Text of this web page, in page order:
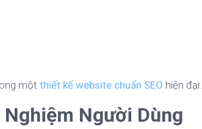
một thiết kế website chuẩn SEO hiện đại.
Người Dùng